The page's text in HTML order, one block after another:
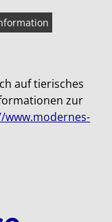
auf tierisches
zur
www.modernes-